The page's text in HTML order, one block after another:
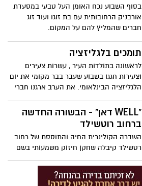
בסוף השבוע נכח האומן העל טבעי במסעדת
אורבניק הרחובותית עם בת זוגו ועוד זוג
חברים שהמליץ להם על המקום.
תומכים בלגליזציה
לראשונה בתולדות העיר , עשרות צעירים
וצעירות חגגו בשבוע שעבר בבר מקומי את יום
הלגליזציה הבינלאומי. את הערב ארגנו חברי
הכנסת תמר זנדברג (מרצ)
"WELL דאן" - הבשורה החדשה
ברחוב רוטשילד
השדרה הקולינרית החיה והתוססת של רחוב
רטשילד קיבלה שחקן חיזוק משמעותי בשם
מסעדת WELL דאן - גריל ישראלי כשר.